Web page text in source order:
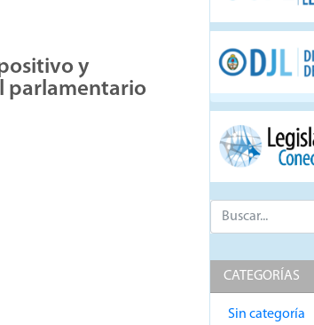
y
parlamentario
CATEGORÍAS
Sin categoría